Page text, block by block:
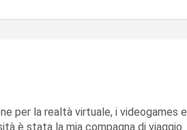
per la realtà virtuale, i videogames e
è stata la mia compagna di viaggio